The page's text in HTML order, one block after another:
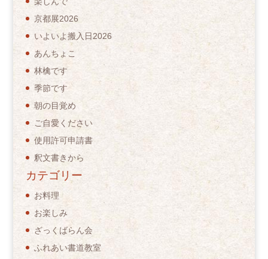
京都展2026
いよいよ搬入日2026
あんちょこ
林檎です
季節です
朝の目覚め
ご自愛ください
使用許可申請書
釈文書きから
カテゴリー
お料理
お楽しみ
ざっくばらん会
ふれあい書道教室